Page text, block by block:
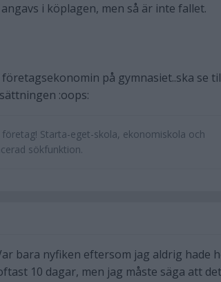
i köplagen, men så är inte fallet.
på gymnasiet..ska se
:oops:
Starta-eget-skola, ekonomiskola och
sökfunktion.
bara nyfiken eftersom jag aldrig hade
10 dagar, men jag måste säga att